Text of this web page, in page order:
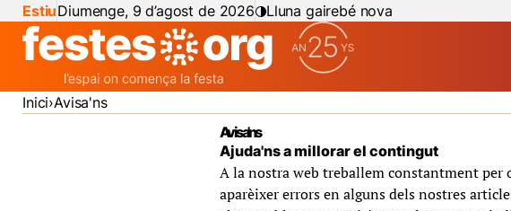
EstiuDiumenge, 9 d’agost de 2026 Lluna gairebé nova
Inici Avisa'ns
Avisa'ns
Ajuda'ns a millorar el contingut
A la nostra web treballem constantment
aparèixer errors en alguns dels nostres